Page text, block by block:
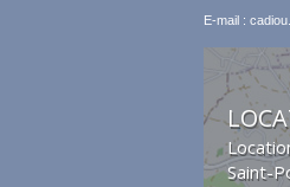
E-mail :
Saint-